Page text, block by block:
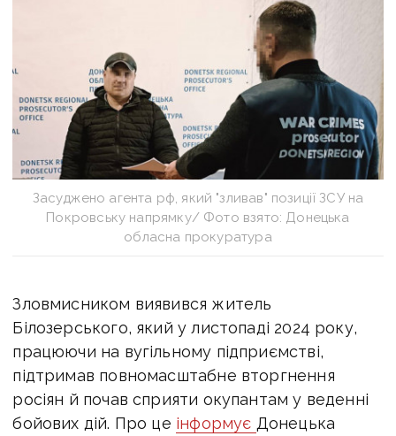
Засуджено агента рф, який "зливав" позиції ЗСУ на
Покровську напрямку/ Фото взято: Донецька
обласна прокуратура
Зловмисником виявився житель
Білозерського, який у листопаді 2024 року,
працюючи на вугільному підприємстві,
підтримав повномасштабне вторгнення
росіян й почав сприяти окупантам у веденні
бойових дій. Про це інформує Донецька